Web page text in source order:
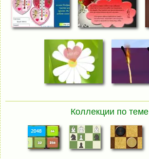
Коллекции по теме